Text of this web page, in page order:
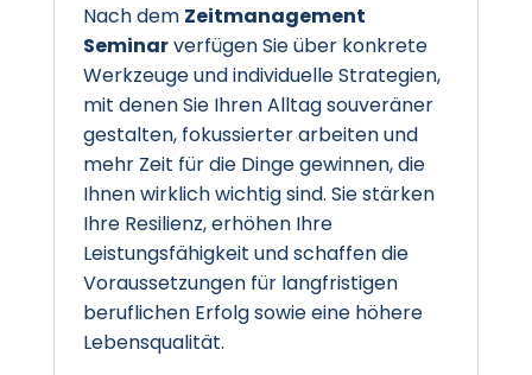
Nach dem Zeitmanagement
Seminarverfügen Sie über konkrete
Werkzeuge und individuelle Strategien,
mit denen Sie Ihren Alltag souveräner
gestalten, fokussierter arbeiten und
mehr Zeit für die Dinge gewinnen, die
Ihnen wirklich wichtig sind. Sie stärken
Ihre Resilienz, erhöhen Ihre
Leistungsfähigkeit und schaffen die
Voraussetzungen für langfristigen
beruflichen Erfolg sowie eine höhere
Lebensqualität.